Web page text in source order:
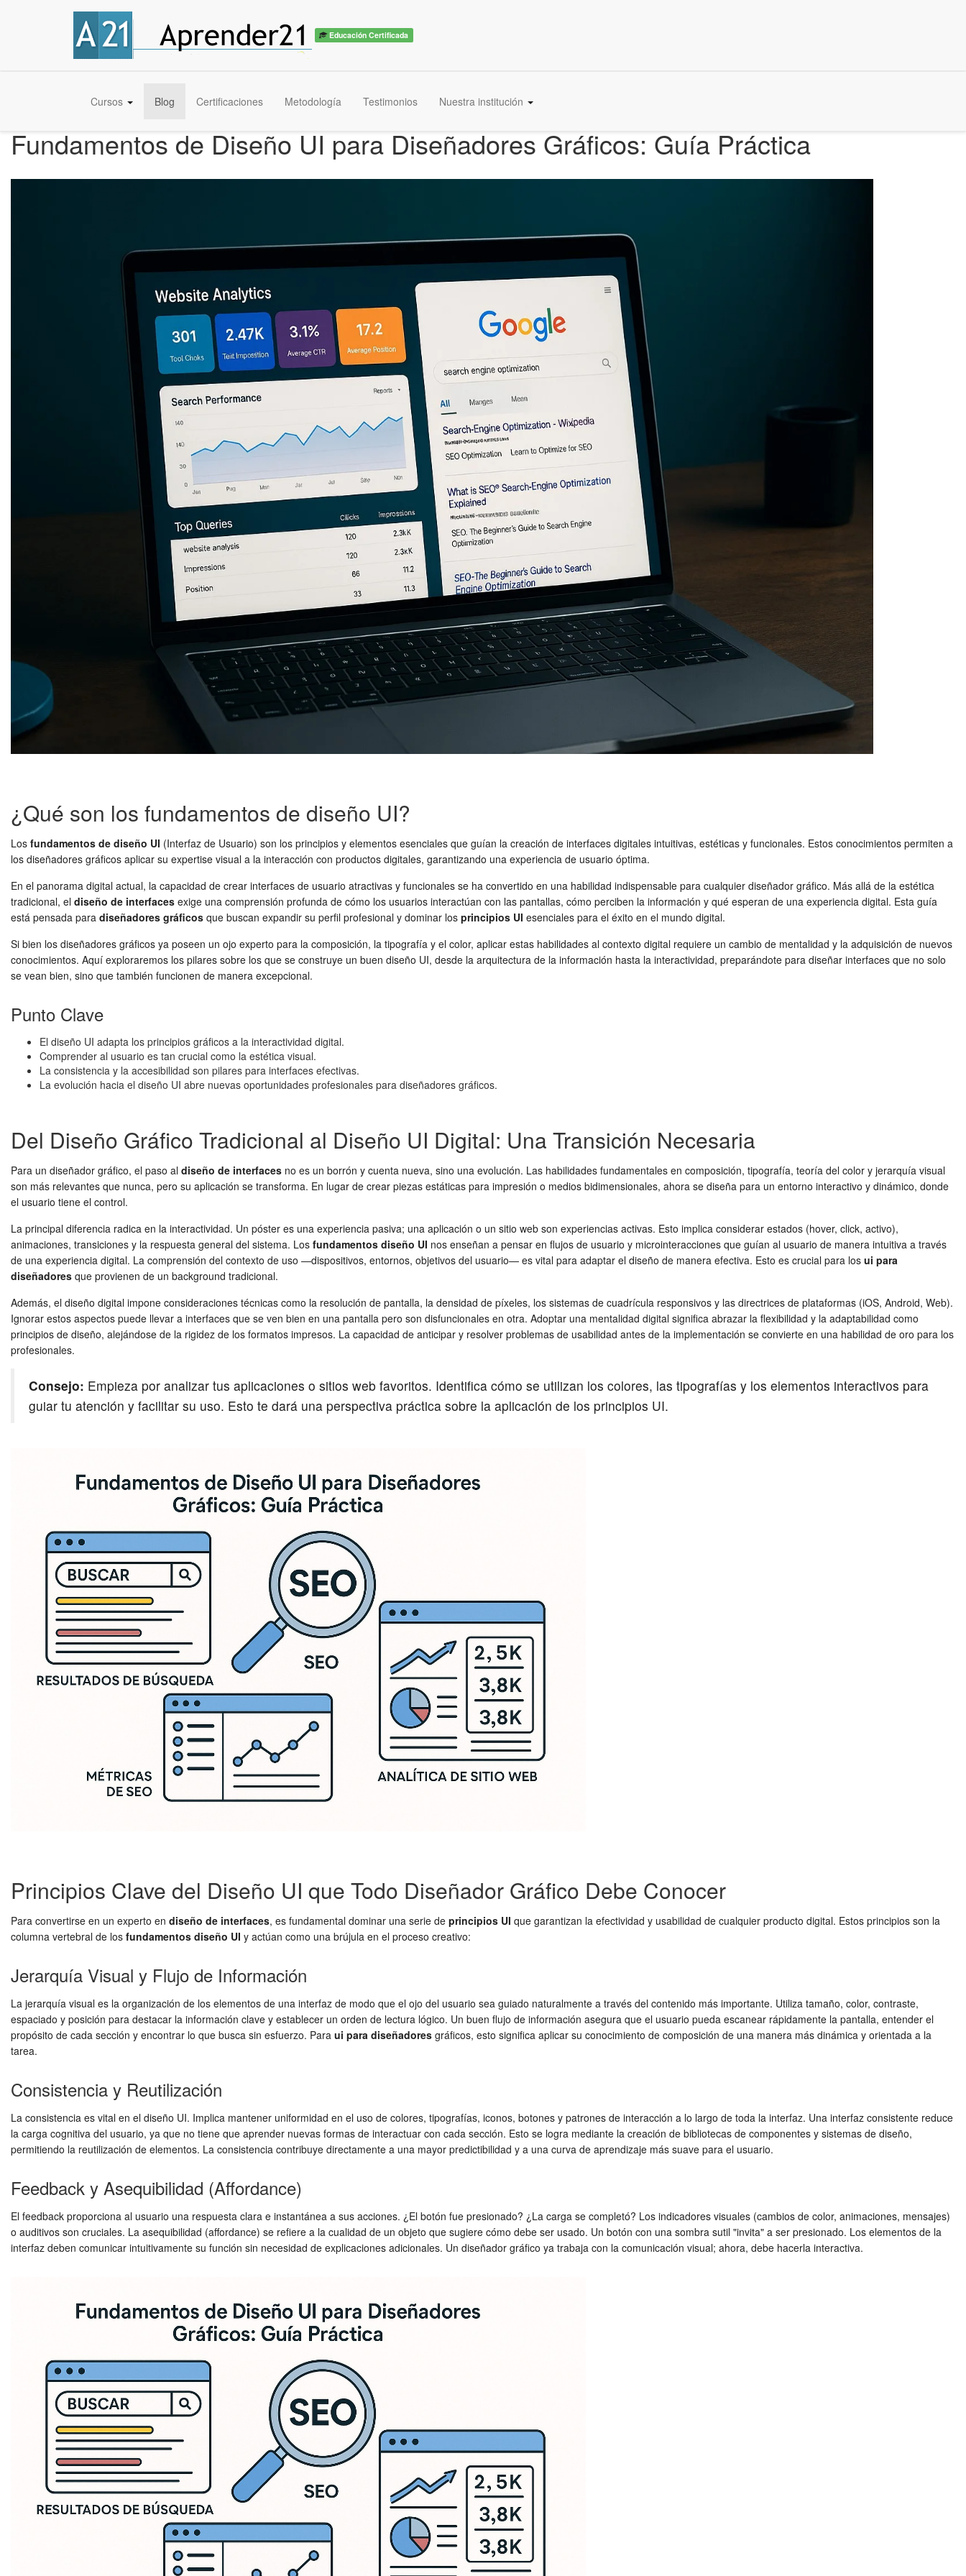
Educación Certificada
Cursos Blog Certificaciones Metodología Testimonios Nuestra institución
Fundamentos de Diseño UI para Diseñadores Gráficos: Guía Práctica
¿Qué son los fundamentos de diseño UI?
Los fundamentos de diseño UI (Interfaz de Usuario) son los principios y elementos esenciales que guían la creación de interfaces digitales intuitivas, estéticas y funcionales. Estos conocimientos permiten a
los diseñadores gráficos aplicar su expertise visual a la interacción con productos digitales, garantizando una experiencia de usuario óptima.
En el panorama digital actual, la capacidad de crear interfaces de usuario atractivas y funcionales se ha convertido en una habilidad indispensable para cualquier diseñador gráfico. Más allá de la estética
tradicional, el diseño de interfaces exige una comprensión profunda de cómo los usuarios interactúan con las pantallas, cómo perciben la información y qué esperan de una experiencia digital. Esta guía
está pensada para diseñadores gráficos que buscan expandir su perfil profesional y dominar los principios UI esenciales para el éxito en el mundo digital.
Si bien los diseñadores gráficos ya poseen un ojo experto para la composición, la tipografía y el color, aplicar estas habilidades al contexto digital requiere un cambio de mentalidad y la adquisición de nuevos
conocimientos. Aquí exploraremos los pilares sobre los que se construye un buen diseño UI, desde la arquitectura de la información hasta la interactividad, preparándote para diseñar interfaces que no solo
se vean bien, sino que también funcionen de manera excepcional.
Punto Clave
El diseño UI adapta los principios gráficos a la interactividad digital.
Comprender al usuario es tan crucial como la estética visual.
La consistencia y la accesibilidad son pilares para interfaces efectivas.
La evolución hacia el diseño UI abre nuevas oportunidades profesionales para diseñadores gráficos.
Del Diseño Gráfico Tradicional al Diseño UI Digital: Una Transición Necesaria
Para un diseñador gráfico, el paso al diseño de interfaces no es un borrón y cuenta nueva, sino una evolución. Las habilidades fundamentales en composición, tipografía, teoría del color y jerarquía visual
son más relevantes que nunca, pero su aplicación se transforma. En lugar de crear piezas estáticas para impresión o medios bidimensionales, ahora se diseña para un entorno interactivo y dinámico, donde
el usuario tiene el control.
La principal diferencia radica en la interactividad. Un póster es una experiencia pasiva; una aplicación o un sitio web son experiencias activas. Esto implica considerar estados (hover, click, activo),
animaciones, transiciones y la respuesta general del sistema. Los fundamentos diseño UI nos enseñan a pensar en flujos de usuario y microinteracciones que guían al usuario de manera intuitiva a través
de una experiencia digital. La comprensión del contexto de uso —dispositivos, entornos, objetivos del usuario— es vital para adaptar el diseño de manera efectiva. Esto es crucial para los ui para
diseñadores que provienen de un background tradicional.
Además, el diseño digital impone consideraciones técnicas como la resolución de pantalla, la densidad de píxeles, los sistemas de cuadrícula responsivos y las directrices de plataformas (iOS, Android, Web).
Ignorar estos aspectos puede llevar a interfaces que se ven bien en una pantalla pero son disfuncionales en otra. Adoptar una mentalidad digital significa abrazar la flexibilidad y la adaptabilidad como
principios de diseño, alejándose de la rigidez de los formatos impresos. La capacidad de anticipar y resolver problemas de usabilidad antes de la implementación se convierte en una habilidad de oro para los
profesionales.
Consejo: Empieza por analizar tus aplicaciones o sitios web favoritos. Identifica cómo se utilizan los colores, las tipografías y los elementos interactivos para
guiar tu atención y facilitar su uso. Esto te dará una perspectiva práctica sobre la aplicación de los principios UI.
Principios Clave del Diseño UI que Todo Diseñador Gráfico Debe Conocer
Para convertirse en un experto en diseño de interfaces, es fundamental dominar una serie de principios UI que garantizan la efectividad y usabilidad de cualquier producto digital. Estos principios son la
columna vertebral de los fundamentos diseño UI y actúan como una brújula en el proceso creativo:
Jerarquía Visual y Flujo de Información
La jerarquía visual es la organización de los elementos de una interfaz de modo que el ojo del usuario sea guiado naturalmente a través del contenido más importante. Utiliza tamaño, color, contraste,
espaciado y posición para destacar la información clave y establecer un orden de lectura lógico. Un buen flujo de información asegura que el usuario pueda escanear rápidamente la pantalla, entender el
propósito de cada sección y encontrar lo que busca sin esfuerzo. Para ui para diseñadores gráficos, esto significa aplicar su conocimiento de composición de una manera más dinámica y orientada a la
tarea.
Consistencia y Reutilización
La consistencia es vital en el diseño UI. Implica mantener uniformidad en el uso de colores, tipografías, iconos, botones y patrones de interacción a lo largo de toda la interfaz. Una interfaz consistente reduce
la carga cognitiva del usuario, ya que no tiene que aprender nuevas formas de interactuar con cada sección. Esto se logra mediante la creación de bibliotecas de componentes y sistemas de diseño,
permitiendo la reutilización de elementos. La consistencia contribuye directamente a una mayor predictibilidad y a una curva de aprendizaje más suave para el usuario.
Feedback y Asequibilidad (Affordance)
El feedback proporciona al usuario una respuesta clara e instantánea a sus acciones. ¿El botón fue presionado? ¿La carga se completó? Los indicadores visuales (cambios de color, animaciones, mensajes)
o auditivos son cruciales. La asequibilidad (affordance) se refiere a la cualidad de un objeto que sugiere cómo debe ser usado. Un botón con una sombra sutil "invita" a ser presionado. Los elementos de la
interfaz deben comunicar intuitivamente su función sin necesidad de explicaciones adicionales. Un diseñador gráfico ya trabaja con la comunicación visual; ahora, debe hacerla interactiva.